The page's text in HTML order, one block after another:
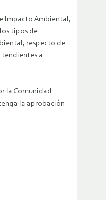
Impacto Ambiental,
tipos de
respecto de
a
la Comunidad
la aprobación